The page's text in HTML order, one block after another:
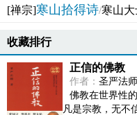
[禅宗]寒山拾得诗/寒山大
收藏排行
正信的佛教
作者： 圣严法师
佛教在世界性
凡是宗教，无不